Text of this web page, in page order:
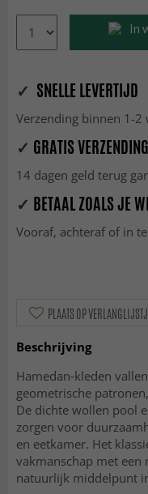
In
✓ SNELLE LEVERTIJD
Verzending binnen 1-2
✓ GRATIS
14 dagen geld terug
✓ BETAAL ZOALS JE
Vooraf, achteraf of in
PLAATS OP
Beschrijving
Hamedan‑kleden
geometrische
De dichte wollen pool
zorgen voor
en eetkamer. Het
vakmanschap met
natuurlijk middelpunt